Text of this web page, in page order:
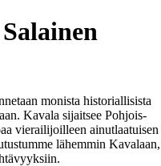
monista historiallisista
Kavala sijaitsee Pohjois-
vierailijoilleen ainutlaatuisen
lähemmin Kavalaan,